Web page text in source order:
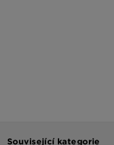
Související kategorie